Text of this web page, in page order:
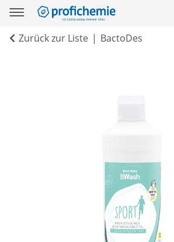
Zurück zur Liste BactoDes